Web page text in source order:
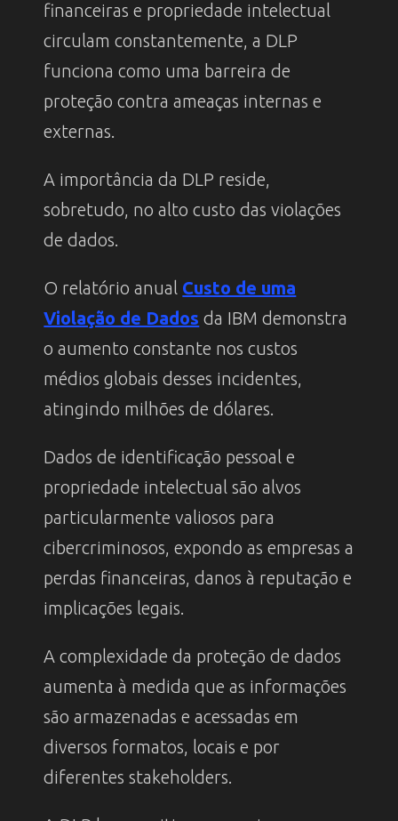
financeiras e propriedade intelectual
circulam constantemente, a DLP
funciona como uma barreira de
proteção contra ameaças internas e
externas.
A importância da DLP reside,
sobretudo, no alto custo das violações
de dados.
O relatório anual Custo de uma
Violação de Dados da IBM demonstra
o aumento constante nos custos
médios globais desses incidentes,
atingindo milhões de dólares.
Dados de identificação pessoal e
propriedade intelectual são alvos
particularmente valiosos para
cibercriminosos, expondo as empresas a
perdas financeiras, danos à reputação e
implicações legais.
A complexidade da proteção de dados
aumenta à medida que as informações
são armazenadas e acessadas em
diversos formatos, locais e por
diferentes stakeholders.